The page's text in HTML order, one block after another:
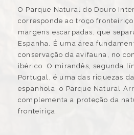
O Parque Natural do Douro
corresponde ao troço
margens escarpadas, que
Espanha. É uma área
conservação da avifauna, no
ibérico. O mirandês, segunda
Portugal, é uma das riquezas
espanhola, o Parque Natural
complementa a proteção da
fronteiriça.